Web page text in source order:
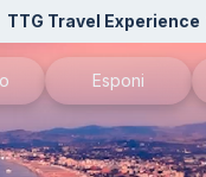
TTG Travel Experience
Esponi
Perché esporre